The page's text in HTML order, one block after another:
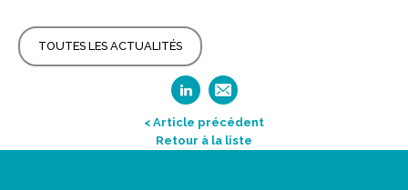
TOUTES LES ACTUALITÉS
< Article précédent
Retour à la liste